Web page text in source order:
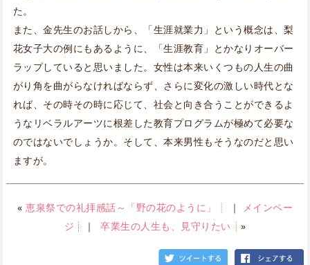
た。
また、金先生のお話しから、「生涯就業力」という概念は、梨
花女子大の例にもあるように、「生涯教育」とかなりオーバー
ラップしていると思いました。女性は本来いくつもの人生の曲
がり角を曲がらなければならず、さらに変化の激しい時代とな
れば、その時その時に応じて、社会と向き合うことができるよ
うなリベラルアーツに根差した教育プログラムが極めて必要な
のではないでしょうか。そして、本来男性もそうなのだと思い
ますが。
« 恵泉祭での礼拝感話～「野の花のように」 ｜
メインペー
ジ
｜ 卒業生の人生も、見守りたい »